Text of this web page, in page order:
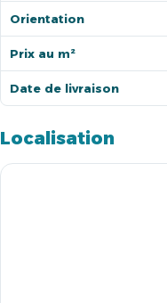
Orientation
Prix au m²
Date de livraison
Localisation